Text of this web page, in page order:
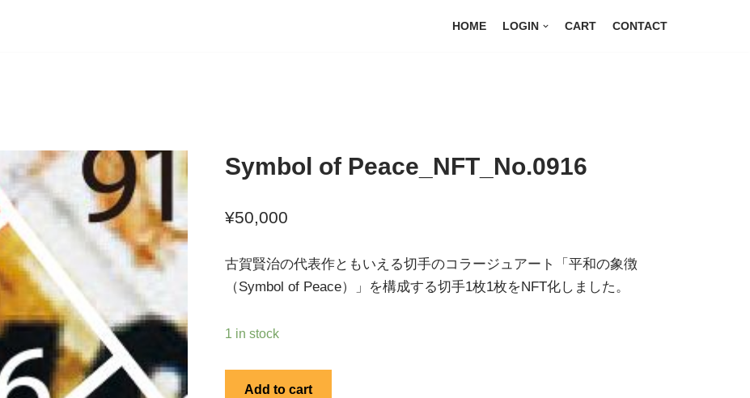
HOME LOGIN CART CONTACT
Symbol of Peace_NFT_No.0916
¥50,000
古賀賢治の代表作ともいえる切手のコラージュアート「平和の象徴
（Symbol of Peace）」を構成する切手1枚1枚をNFT化しました。
1 in stock
Add to cart